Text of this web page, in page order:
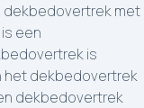
dekbedovertrek met
een
is
het dekbedovertrek
dekbedovertrek